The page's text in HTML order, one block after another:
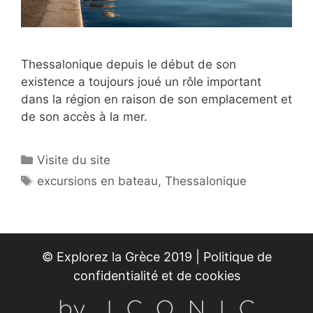
Thessalonique depuis le début de son
existence a toujours joué un rôle important
dans la région en raison de son emplacement et
de son accès à la mer.
Catégories
Visite du site
Étiquettes
excursions en bateau,Thessalonique
© Explorez la Grèce 2019 | Politique de
confidentialité et de cookies